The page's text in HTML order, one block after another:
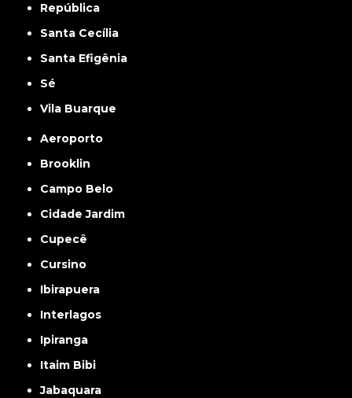
República
Santa Cecília
Santa Efigênia
Sé
Vila Buarque
Aeroporto
Brooklin
Campo Belo
Cidade Jardim
Cupecê
Cursino
Ibirapuera
Interlagos
Ipiranga
Itaim Bibi
Jabaquara